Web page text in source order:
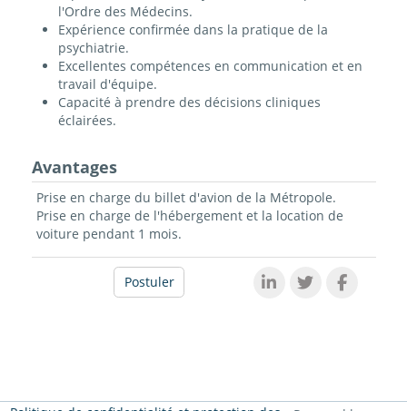
l'Ordre des Médecins.
Expérience confirmée dans la pratique de la
psychiatrie.
Excellentes compétences en communication et en
travail d'équipe.
Capacité à prendre des décisions cliniques
éclairées.
Avantages
Prise en charge du billet d'avion de la Métropole.
Prise en charge de l'hébergement et la location de
voiture pendant 1 mois.
Postuler